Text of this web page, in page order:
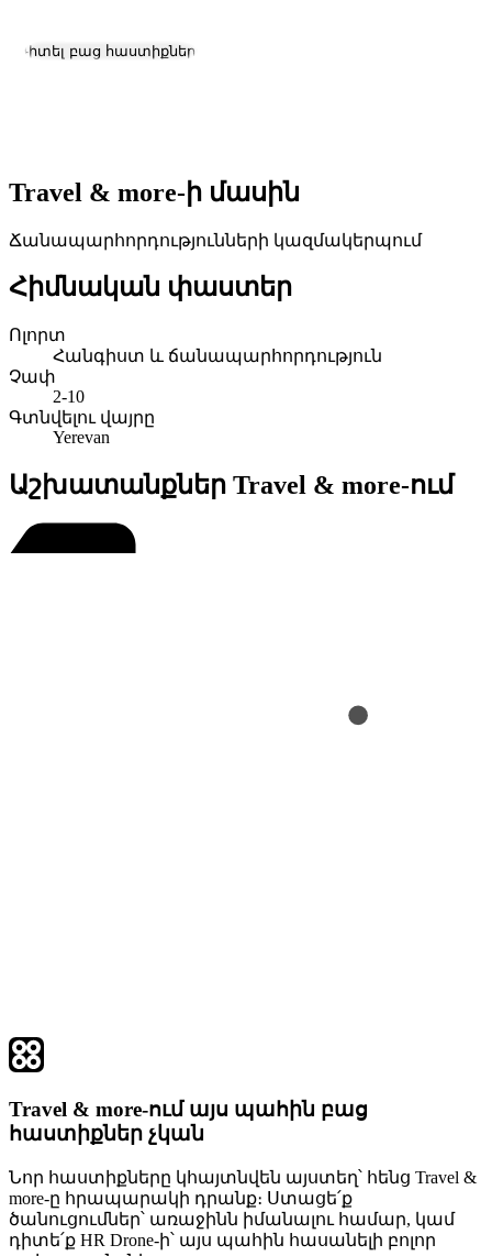
Դիտել բաց հաստիքները
Travel & more-ի մասին
Ճանապարհորդությունների կազմակերպում
Հիմնական փաստեր
Ոլորտ
Հանգիստ և ճանապարհորդություն
Չափ
2-10
Գտնվելու վայրը
Yerevan
Աշխատանքներ Travel & more-ում
Travel & more-ում այս պահին բաց
հաստիքներ չկան
Նոր հաստիքները կհայտնվեն այստեղ՝ հենց Travel &
more-ը հրապարակի դրանք։ Ստացե՛ք
ծանուցումներ՝ առաջինն իմանալու համար, կամ
դիտե՛ք HR Drone-ի՝ այս պահին հասանելի բոլոր